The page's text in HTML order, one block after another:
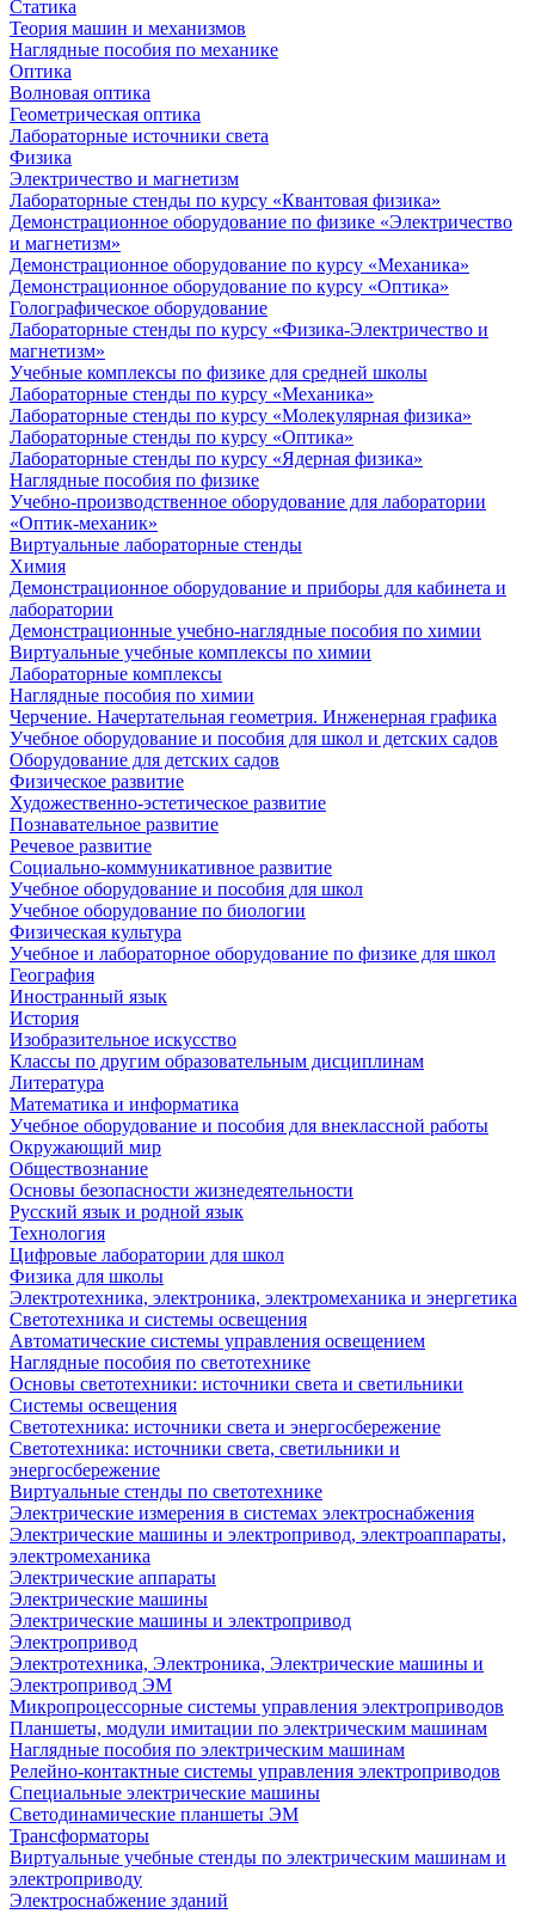
Статика
Теория машин и механизмов
Наглядные пособия по механике
Оптика
Волновая оптика
Геометрическая оптика
Лабораторные источники света
Физика
Электричество и магнетизм
Лабораторные стенды по курсу «Квантовая физика»
Демонстрационное оборудование по физике «Электричество
и магнетизм»
Демонстрационное оборудование по курсу «Механика»
Демонстрационное оборудование по курсу «Оптика»
Голографическое оборудование
Лабораторные стенды по курсу «Физика-Электричество и
магнетизм»
Учебные комплексы по физике для средней школы
Лабораторные стенды по курсу «Механика»
Лабораторные стенды по курсу «Молекулярная физика»
Лабораторные стенды по курсу «Оптика»
Лабораторные стенды по курсу «Ядерная физика»
Наглядные пособия по физике
Учебно-производственное оборудование для лаборатории
«Оптик-механик»
Виртуальные лабораторные стенды
Химия
Демонстрационное оборудование и приборы для кабинета и
лаборатории
Демонстрационные учебно-наглядные пособия по химии
Виртуальные учебные комплексы по химии
Лабораторные комплексы
Наглядные пособия по химии
Черчение. Начертательная геометрия. Инженерная графика
Учебное оборудование и пособия для школ и детских садов
Оборудование для детских садов
Физическое развитие
Художественно-эстетическое развитие
Познавательное развитие
Речевое развитие
Социально-коммуникативное развитие
Учебное оборудование и пособия для школ
Учебное оборудование по биологии
Физическая культура
Учебное и лабораторное оборудование по физике для школ
География
Иностранный язык
История
Изобразительное искусство
Классы по другим образовательным дисциплинам
Литература
Математика и информатика
Учебное оборудование и пособия для внеклассной работы
Окружающий мир
Обществознание
Основы безопасности жизнедеятельности
Русский язык и родной язык
Технология
Цифровые лаборатории для школ
Физика для школы
Электротехника, электроника, электромеханика и энергетика
Светотехника и системы освещения
Автоматические системы управления освещением
Наглядные пособия по светотехнике
Основы светотехники: источники света и светильники
Системы освещения
Светотехника: источники света и энергосбережение
Светотехника: источники света, светильники и
энергосбережение
Виртуальные стенды по светотехнике
Электрические измерения в системах электроснабжения
Электрические машины и электропривод, электроаппараты,
электромеханика
Электрические аппараты
Электрические машины
Электрические машины и электропривод
Электропривод
Электротехника, Электроника, Электрические машины и
Электропривод ЭМ
Микропроцессорные системы управления электроприводов
Планшеты, модули имитации по электрическим машинам
Наглядные пособия по электрическим машинам
Релейно-контактные системы управления электроприводов
Специальные электрические машины
Светодинамические планшеты ЭМ
Трансформаторы
Виртуальные учебные стенды по электрическим машинам и
электроприводу
Электроснабжение зданий